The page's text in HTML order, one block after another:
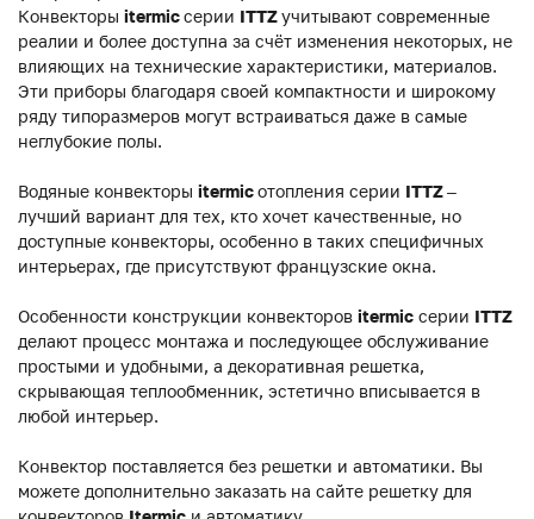
Конвекторы itermicсерии ITTZучитывают современные
реалии и более доступна за счёт изменения некоторых, не
влияющих на технические характеристики, материалов.
Эти приборы благодаря своей компактности и широкому
ряду типоразмеров могут встраиваться даже в самые
неглубокие полы.
Водяные конвекторы itermicотопления серии ITTZ–
лучший вариант для тех, кто хочет качественные, но
доступные конвекторы, особенно в таких специфичных
интерьерах, где присутствуют французские окна.
Особенности конструкции конвекторов itermic серии ITTZ
делают процесс монтажа и последующее обслуживание
простыми и удобными, а декоративная решетка,
скрывающая теплообменник, эстетично вписывается в
любой интерьер.
Конвектор поставляется без решетки и автоматики. Вы
можете дополнительно заказать на сайте решетку для